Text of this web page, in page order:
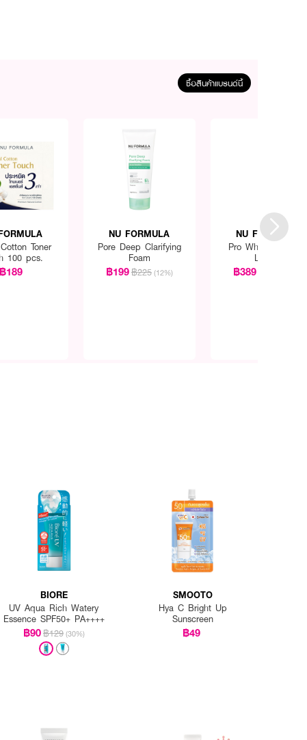
และเพื่อคงการป้องกัน
ซื้อสินค้าแบรนด์นี้
Toner
100 pcs.
฿189
NU FORMULA
Pore Deep Clarifying
Foam
฿199฿225 (12%)
NU FORMULA
Pro White Essence
Lotion
฿389
BIORE
UV Aqua Rich Watery
Essence SPF50+ PA++++
฿90฿129 (30%)
SMOOTO
Hya C Bright Up
Sunscreen
฿49